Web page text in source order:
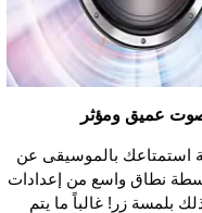
عميق ومؤثر
استمتاعك بالموسيقى عن
نطاق واسع من إعدادات
بلمسة زر! غالباً ما يتم